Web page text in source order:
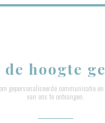
hoogte
gepersonaliseerde communicatie
van ons te ontvangen.